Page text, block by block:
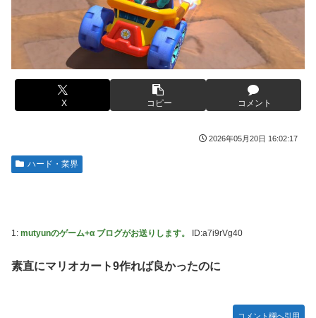
【画像】廃墟化したレンタルビデオ屋、そのまま時が止まっ
てしまっていると話題にｗｗｗｗ
【悲報】女性配信者「アスペの検査してみた…みんなこれわ
かるの？」
【画像】ハンターハンターさん、ガチで最強の新能力を登場
させてしまうｗｗｗｗｗｗｗ
決定！最新の「発売日告知トレーラー」も公開！
実際『ゼルダ 時オカ』→『風タク』の時の空気感を知りた
【悲報】女さん、歩行者を轢いた挙句、道路に倒れてどえら
海外「日本人はなんて気高いんだ！」 英高級紙も驚愕した
【画像】女さん、ミニ過ぎる浴衣を着た写真を投稿して叩か
れるｗｗｗｗ
【朗報】菅直人元総理、再評価されるｗｗｗｗｗｗｗｗｗｗ
ｗｗｗｗｗｗｗｗ
【画像】このLINEでなんで女が怒ってるのか分かんない奴
はモテない奴確定らしい←お前らは勿論わかるよ
な？？？？？？？
海外「日本は戦勝国なんだよ」 戦後の日本人の特別な生き
【悲報画像】イキリたい年頃の中学生さん、和彫を入れて人
してしまう
X コピー コメント
2026年05月20日 16:02:17
ハード・業界
1: mutyunのゲーム+α ブログがお送りします。 ID:a7i9rVg40
素直にマリオカート9作れば良かったのに
コメント欄へ引用